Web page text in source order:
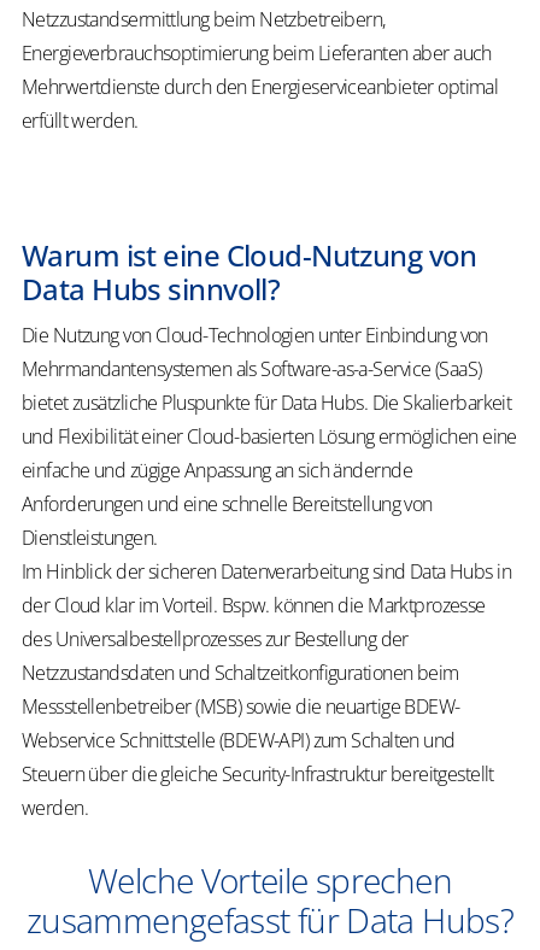
Netzzustandsermittlung beim Netzbetreibern,
Energieverbrauchsoptimierung beim Lieferanten aber auch
Mehrwertdienste durch den Energieserviceanbieter optimal
erfüllt werden.
Warum ist eine Cloud-Nutzung von
Data Hubs sinnvoll?
Die Nutzung von Cloud-Technologien unter Einbindung von
Mehrmandantensystemen als Software-as-a-Service (SaaS)
bietet zusätzliche Pluspunkte für Data Hubs. Die Skalierbarkeit
und Flexibilität einer Cloud-basierten Lösung ermöglichen eine
einfache und zügige Anpassung an sich ändernde
Anforderungen und eine schnelle Bereitstellung von
Dienstleistungen.
Im Hinblick der sicheren Datenverarbeitung sind Data Hubs in
der Cloud klar im Vorteil. Bspw. können die Marktprozesse
des Universalbestellprozesses zur Bestellung der
Netzzustandsdaten und Schaltzeitkonfigurationen beim
Messstellenbetreiber (MSB) sowie die neuartige BDEW-
Webservice Schnittstelle (BDEW-API) zum Schalten und
Steuern über die gleiche Security-Infrastruktur bereitgestellt
werden.
Welche Vorteile sprechen
zusammengefasst für Data Hubs?